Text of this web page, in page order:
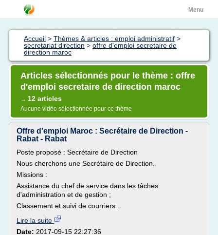
Menu
Accueil > Thèmes & articles : emploi administratif >
secretariat direction > offre d'emploi secretaire de
direction maroc
Articles sélectionnés pour le thème : offre
d'emploi secretaire de direction maroc
→ 12 articles
Aucune vidéo sélectionnée pour ce thème
Offre d'emploi Maroc : Secrétaire de Direction -
Rabat - Rabat
Poste proposé : Secrétaire de Direction
Nous cherchons une Secrétaire de Direction.
Missions :
Assistance du chef de service dans les tâches
d'administration et de gestion ;
Classement et suivi de courriers...
Lire la suite
Date: 2017-09-15 22:27:36